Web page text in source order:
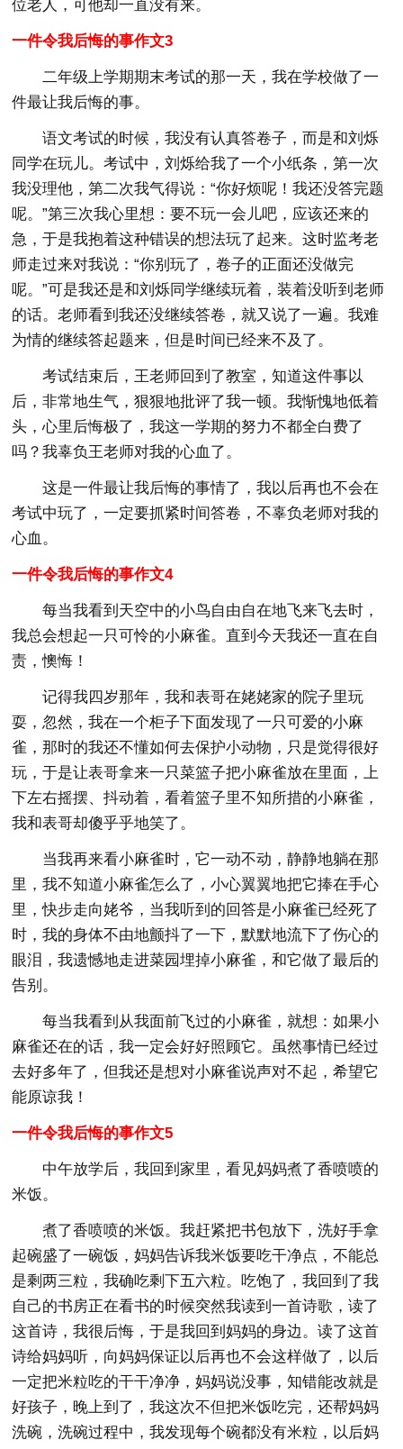
位老人，可他却一直没有来。
一件令我后悔的事作文3
二年级上学期期末考试的那一天，我在学校做了一
件最让我后悔的事。
语文考试的时候，我没有认真答卷子，而是和刘烁
同学在玩儿。考试中，刘烁给我了一个小纸条，第一次
我没理他，第二次我气得说：“你好烦呢！我还没答完题
呢。”第三次我心里想：要不玩一会儿吧，应该还来的
急，于是我抱着这种错误的想法玩了起来。这时监考老
师走过来对我说：“你别玩了，卷子的正面还没做完
呢。”可是我还是和刘烁同学继续玩着，装着没听到老师
的话。老师看到我还没继续答卷，就又说了一遍。我难
为情的继续答起题来，但是时间已经来不及了。
考试结束后，王老师回到了教室，知道这件事以
后，非常地生气，狠狠地批评了我一顿。我惭愧地低着
头，心里后悔极了，我这一学期的努力不都全白费了
吗？我辜负王老师对我的心血了。
这是一件最让我后悔的事情了，我以后再也不会在
考试中玩了，一定要抓紧时间答卷，不辜负老师对我的
心血。
一件令我后悔的事作文4
每当我看到天空中的小鸟自由自在地飞来飞去时，
我总会想起一只可怜的小麻雀。直到今天我还一直在自
责，懊悔！
记得我四岁那年，我和表哥在姥姥家的院子里玩
耍，忽然，我在一个柜子下面发现了一只可爱的小麻
雀，那时的我还不懂如何去保护小动物，只是觉得很好
玩，于是让表哥拿来一只菜篮子把小麻雀放在里面，上
下左右摇摆、抖动着，看着篮子里不知所措的小麻雀，
我和表哥却傻乎乎地笑了。
当我再来看小麻雀时，它一动不动，静静地躺在那
里，我不知道小麻雀怎么了，小心翼翼地把它捧在手心
里，快步走向姥爷，当我听到的回答是小麻雀已经死了
时，我的身体不由地颤抖了一下，默默地流下了伤心的
眼泪，我遗憾地走进菜园埋掉小麻雀，和它做了最后的
告别。
每当我看到从我面前飞过的小麻雀，就想：如果小
麻雀还在的话，我一定会好好照顾它。虽然事情已经过
去好多年了，但我还是想对小麻雀说声对不起，希望它
能原谅我！
一件令我后悔的事作文5
中午放学后，我回到家里，看见妈妈煮了香喷喷的
米饭。
煮了香喷喷的米饭。我赶紧把书包放下，洗好手拿
起碗盛了一碗饭，妈妈告诉我米饭要吃干净点，不能总
是剩两三粒，我确吃剩下五六粒。吃饱了，我回到了我
自己的书房正在看书的时候突然我读到一首诗歌，读了
这首诗，我很后悔，于是我回到妈妈的身边。读了这首
诗给妈妈听，向妈妈保证以后再也不会这样做了，以后
一定把米粒吃的干干净净，妈妈说没事，知错能改就是
好孩子，晚上到了，我这次不但把米饭吃完，还帮妈妈
洗碗，洗碗过程中，我发现每个碗都没有米粒，以后妈